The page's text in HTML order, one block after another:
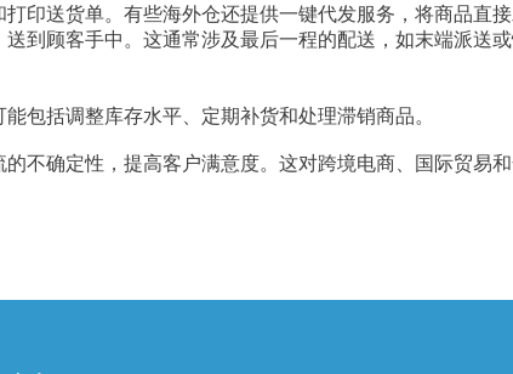
印送货单。有些海外仓还提供一键代发服务，将商品直接
到顾客手中。这通常涉及最后一程的配送，如末端派送
包括调整库存水平、定期补货和处理滞销商品。
不确定性，提高客户满意度。这对跨境电商、国际贸易